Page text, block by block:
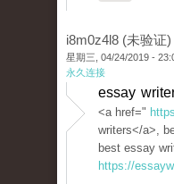
i8m0z4l8 (未验证)
星期三, 04/24/2019 -
永久连接
essay
<a href="
writers</a>,
best essay
https://